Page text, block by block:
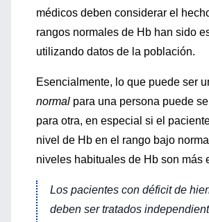
médicos deben considerar el
rangos normales de Hb han sido
utilizando datos de la población.
Esencialmente, lo que puede ser
normal para una persona puede
para otra, en especial si el
nivel de Hb en el rango bajo
niveles habituales de Hb son más
Los pacientes con déficit de
deben ser tratados